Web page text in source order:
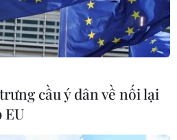
Campuchia
kênh nào?
vs
8): Cuộc quyết
cầu ý dân về nối lại
EU